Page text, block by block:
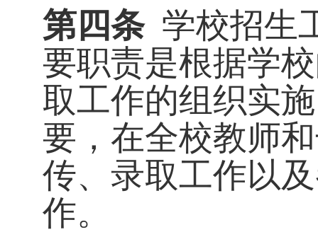
第四条 学校招生
要职责是根据学
取工作的组织实
要，在全校教师
传、录取工作以
作。